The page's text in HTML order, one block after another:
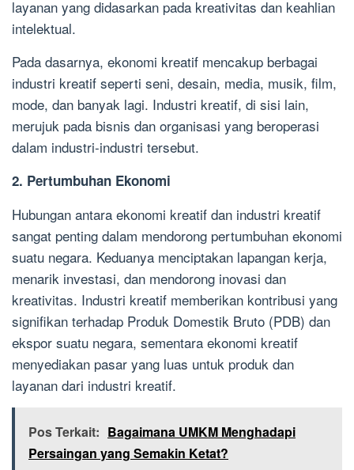
layanan yang didasarkan pada kreativitas dan keahlian
intelektual.
Pada dasarnya, ekonomi kreatif mencakup berbagai
industri kreatif seperti seni, desain, media, musik, film,
mode, dan banyak lagi. Industri kreatif, di sisi lain,
merujuk pada bisnis dan organisasi yang beroperasi
dalam industri-industri tersebut.
2. Pertumbuhan Ekonomi
Hubungan antara ekonomi kreatif dan industri kreatif
sangat penting dalam mendorong pertumbuhan ekonomi
suatu negara. Keduanya menciptakan lapangan kerja,
menarik investasi, dan mendorong inovasi dan
kreativitas. Industri kreatif memberikan kontribusi yang
signifikan terhadap Produk Domestik Bruto (PDB) dan
ekspor suatu negara, sementara ekonomi kreatif
menyediakan pasar yang luas untuk produk dan
layanan dari industri kreatif.
Pos Terkait: Bagaimana UMKM Menghadapi
Persaingan yang Semakin Ketat?